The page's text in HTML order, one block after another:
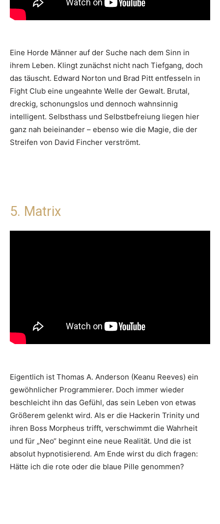
Eine Horde Männer auf der Suche nach dem Sinn in
ihrem Leben. Klingt zunächst nicht nach Tiefgang, doch
das täuscht. Edward Norton und Brad Pitt entfesseln in
Fight Club eine ungeahnte Welle der Gewalt. Brutal,
dreckig, schonungslos und dennoch wahnsinnig
intelligent. Selbsthass und Selbstbefreiung liegen hier
ganz nah beieinander – ebenso wie die Magie, die der
Streifen von David Fincher verströmt.
5. Matrix
Eigentlich ist Thomas A. Anderson (Keanu Reeves) ein
gewöhnlicher Programmierer. Doch immer wieder
beschleicht ihn das Gefühl, das sein Leben von etwas
Größerem gelenkt wird. Als er die Hackerin Trinity und
ihren Boss Morpheus trifft, verschwimmt die Wahrheit
und für „Neo“ beginnt eine neue Realität. Und die ist
absolut hypnotisierend. Am Ende wirst du dich fragen:
Hätte ich die rote oder die blaue Pille genommen?